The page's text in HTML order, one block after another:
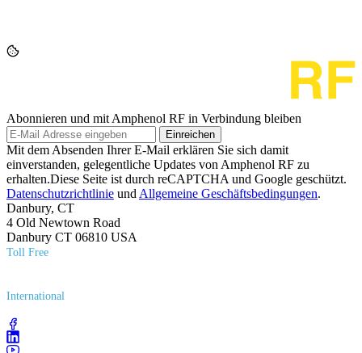
Abonnieren und mit Amphenol RF in Verbindung bleiben
Einreichen
Mit dem Absenden Ihrer E-Mail erklären Sie sich damit
einverstanden, gelegentliche Updates von Amphenol RF zu
erhalten.Diese Seite ist durch reCAPTCHA und Google geschützt.
Datenschutzrichtlinie und Allgemeine Geschäftsbedingungen.
Danbury, CT
4 Old Newtown Road
Danbury CT 06810 USA
Toll Free
International